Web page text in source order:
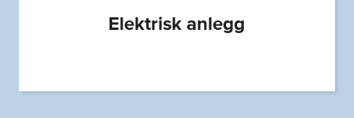
Elektrisk anlegg